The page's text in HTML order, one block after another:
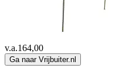
v.a.164,00
Ga naar Vrijbuiter.nl